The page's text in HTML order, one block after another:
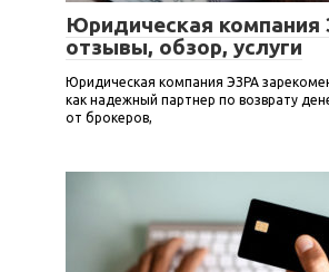
Юридическая компания
отзывы, обзор, услуги
Юридическая компания ЭЗРА
как надежный партнер по возврату
от брокеров,